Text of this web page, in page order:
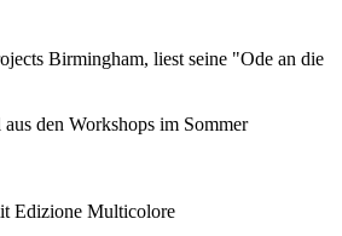
Birmingham, liest seine "Ode an die
den Workshops im Sommer
Edizione Multicolore